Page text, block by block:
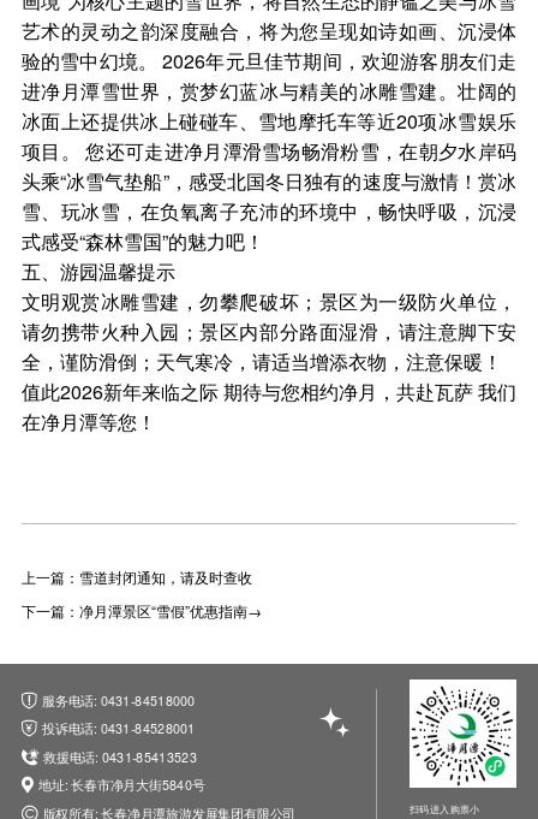
艺术的灵动之韵深度融合，将为您呈现如诗如画、沉浸体
验的雪中幻境。 2026年元旦佳节期间，欢迎游客朋友们走
进净月潭雪世界，赏梦幻蓝冰与精美的冰雕雪建。壮阔的
冰面上还提供冰上碰碰车、雪地摩托车等近20项冰雪娱乐
项目。 您还可走进净月潭滑雪场畅滑粉雪，在朝夕水岸码
头乘“冰雪气垫船”，感受北国冬日独有的速度与激情！赏冰
雪、玩冰雪，在负氧离子充沛的环境中，畅快呼吸，沉浸
式感受“森林雪国”的魅力吧！
五、游园温馨提示
文明观赏冰雕雪建，勿攀爬破坏；景区为一级防火单位，
请勿携带火种入园；景区内部分路面湿滑，请注意脚下安
全，谨防滑倒；天气寒冷，请适当增添衣物，注意保暖！
值此2026新年来临之际 期待与您相约净月，共赴瓦萨 我们
在净月潭等您！
上一篇：雪道封闭通知，请及时查收
下一篇：净月潭景区“雪假”优惠指南→
服务电话: 0431-84518000
投诉电话: 0431-84528001
救援电话: 0431-85413523
地址: 长春市净月大街5840号
版权所有: 长春净月潭旅游发展集团有限公司
扫码进入购票小